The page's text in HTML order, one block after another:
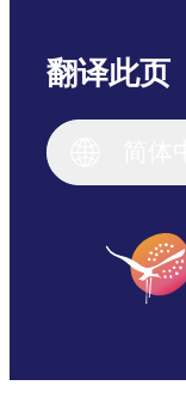
翻译此页
English
English
Français